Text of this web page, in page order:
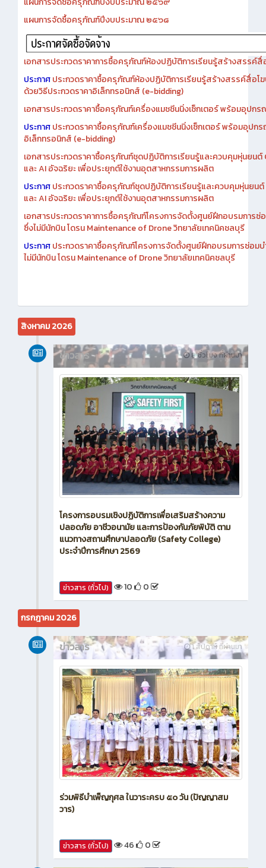
แผนการจัดซื้อครุภัณฑ์ปีงบประมาณ ๒๕๖๙
แผนการจัดซื้อครุภัณฑ์ปีงบประมาณ ๒๕๖๘
เอกสารประกวดราคาการซื้อครุภัณฑ์ห้องปฏิบัติการเรียนรู้สร้างสรรค์
ประกาศ ประกวดราคาซื้อครุภัณฑ์ห้องปฏิบัติการเรียนรู้สร้างสรรค์สื่อโ
ด้วยวิธีประกวดราคาอิเล็กทรอนิกส์ (e-bidding)
เอกสารประกวดราคาซื้อครุภัณฑ์เครื่องแมชชีนนิ่งเซ็กเตอร์ พร้อมอุปก
ประกาศประกวดราคาซื้อครุภัณฑ์เครื่องแมชชีนนิ่งเซ็กเตอร์ พร้อมอุปก
อิเล็กทรอนิกส์ (e-bidding)
เอกสารประกวดราคาซื้อครุภัณฑ์ชุดปฏิบัติการเรียนรู้และควบคุมหุ่นยน
และ AI อัจฉริยะ เพื่อประยุกต์ใช้งานอุตสาหกรรมการผลิต
ประกาศประกวดราคาซื้อครุภัณฑ์ชุดปฏิบัติการเรียนรู้และควบคุมหุ่นยน
และ AI อัจฉริยะ เพื่อประยุกต์ใช้งานอุตสาหกรรมการผลิต
เอกสารประกวดราคาการซื้อครุภัณฑ์โครงการจัดตั้งศูนย์ฝึกอบรมการซ่
ซึ่งไม่มีนักบิน โดรน Maintenance of Drone วิทยาลัยเทคนิคชลบุรี
ประกาศประกวดราคาซื้อครุภัณฑ์โครงการจัดตั้งศูนย์ฝึกอบรมการซ่อมบ
สิงหาคม 2026
8 ชั่วโมง ที่ผ่านมา
ข่าวสาร
โครงการอบรมเชิงปฏิบัติการเพื่อเสริมสร้างความ
ปลอดภัย อาชีวอนามัย และการป้องกันภัยพิบัติ ตาม
แนวทางสถานศึกษาปลอดภัย (Safety College)
10 0
กรกฎาคม 2026
ข่าวสาร
ร่วมพิธีบำเพ็ญกุศล ในวาระครบ ๕๐ วัน (ปัญญาสม
ข่าวสาร (ทั่วไป) 46 0